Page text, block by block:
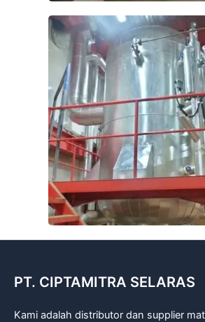
PT. CIPTAMITRA SELARAS
Kami adalah distributor dan supplier